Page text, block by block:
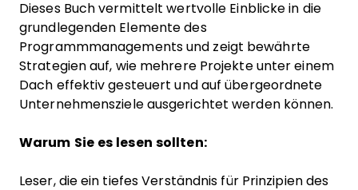
Dieses Buch vermittelt wertvolle Einblicke in die
grundlegenden Elemente des
Programmmanagements und zeigt bewährte
Strategien auf, wie mehrere Projekte unter einem
Dach effektiv gesteuert und auf übergeordnete
Unternehmensziele ausgerichtet werden können.
Warum Sie es lesen sollten:
Leser, die ein tiefes Verständnis für Prinzipien des